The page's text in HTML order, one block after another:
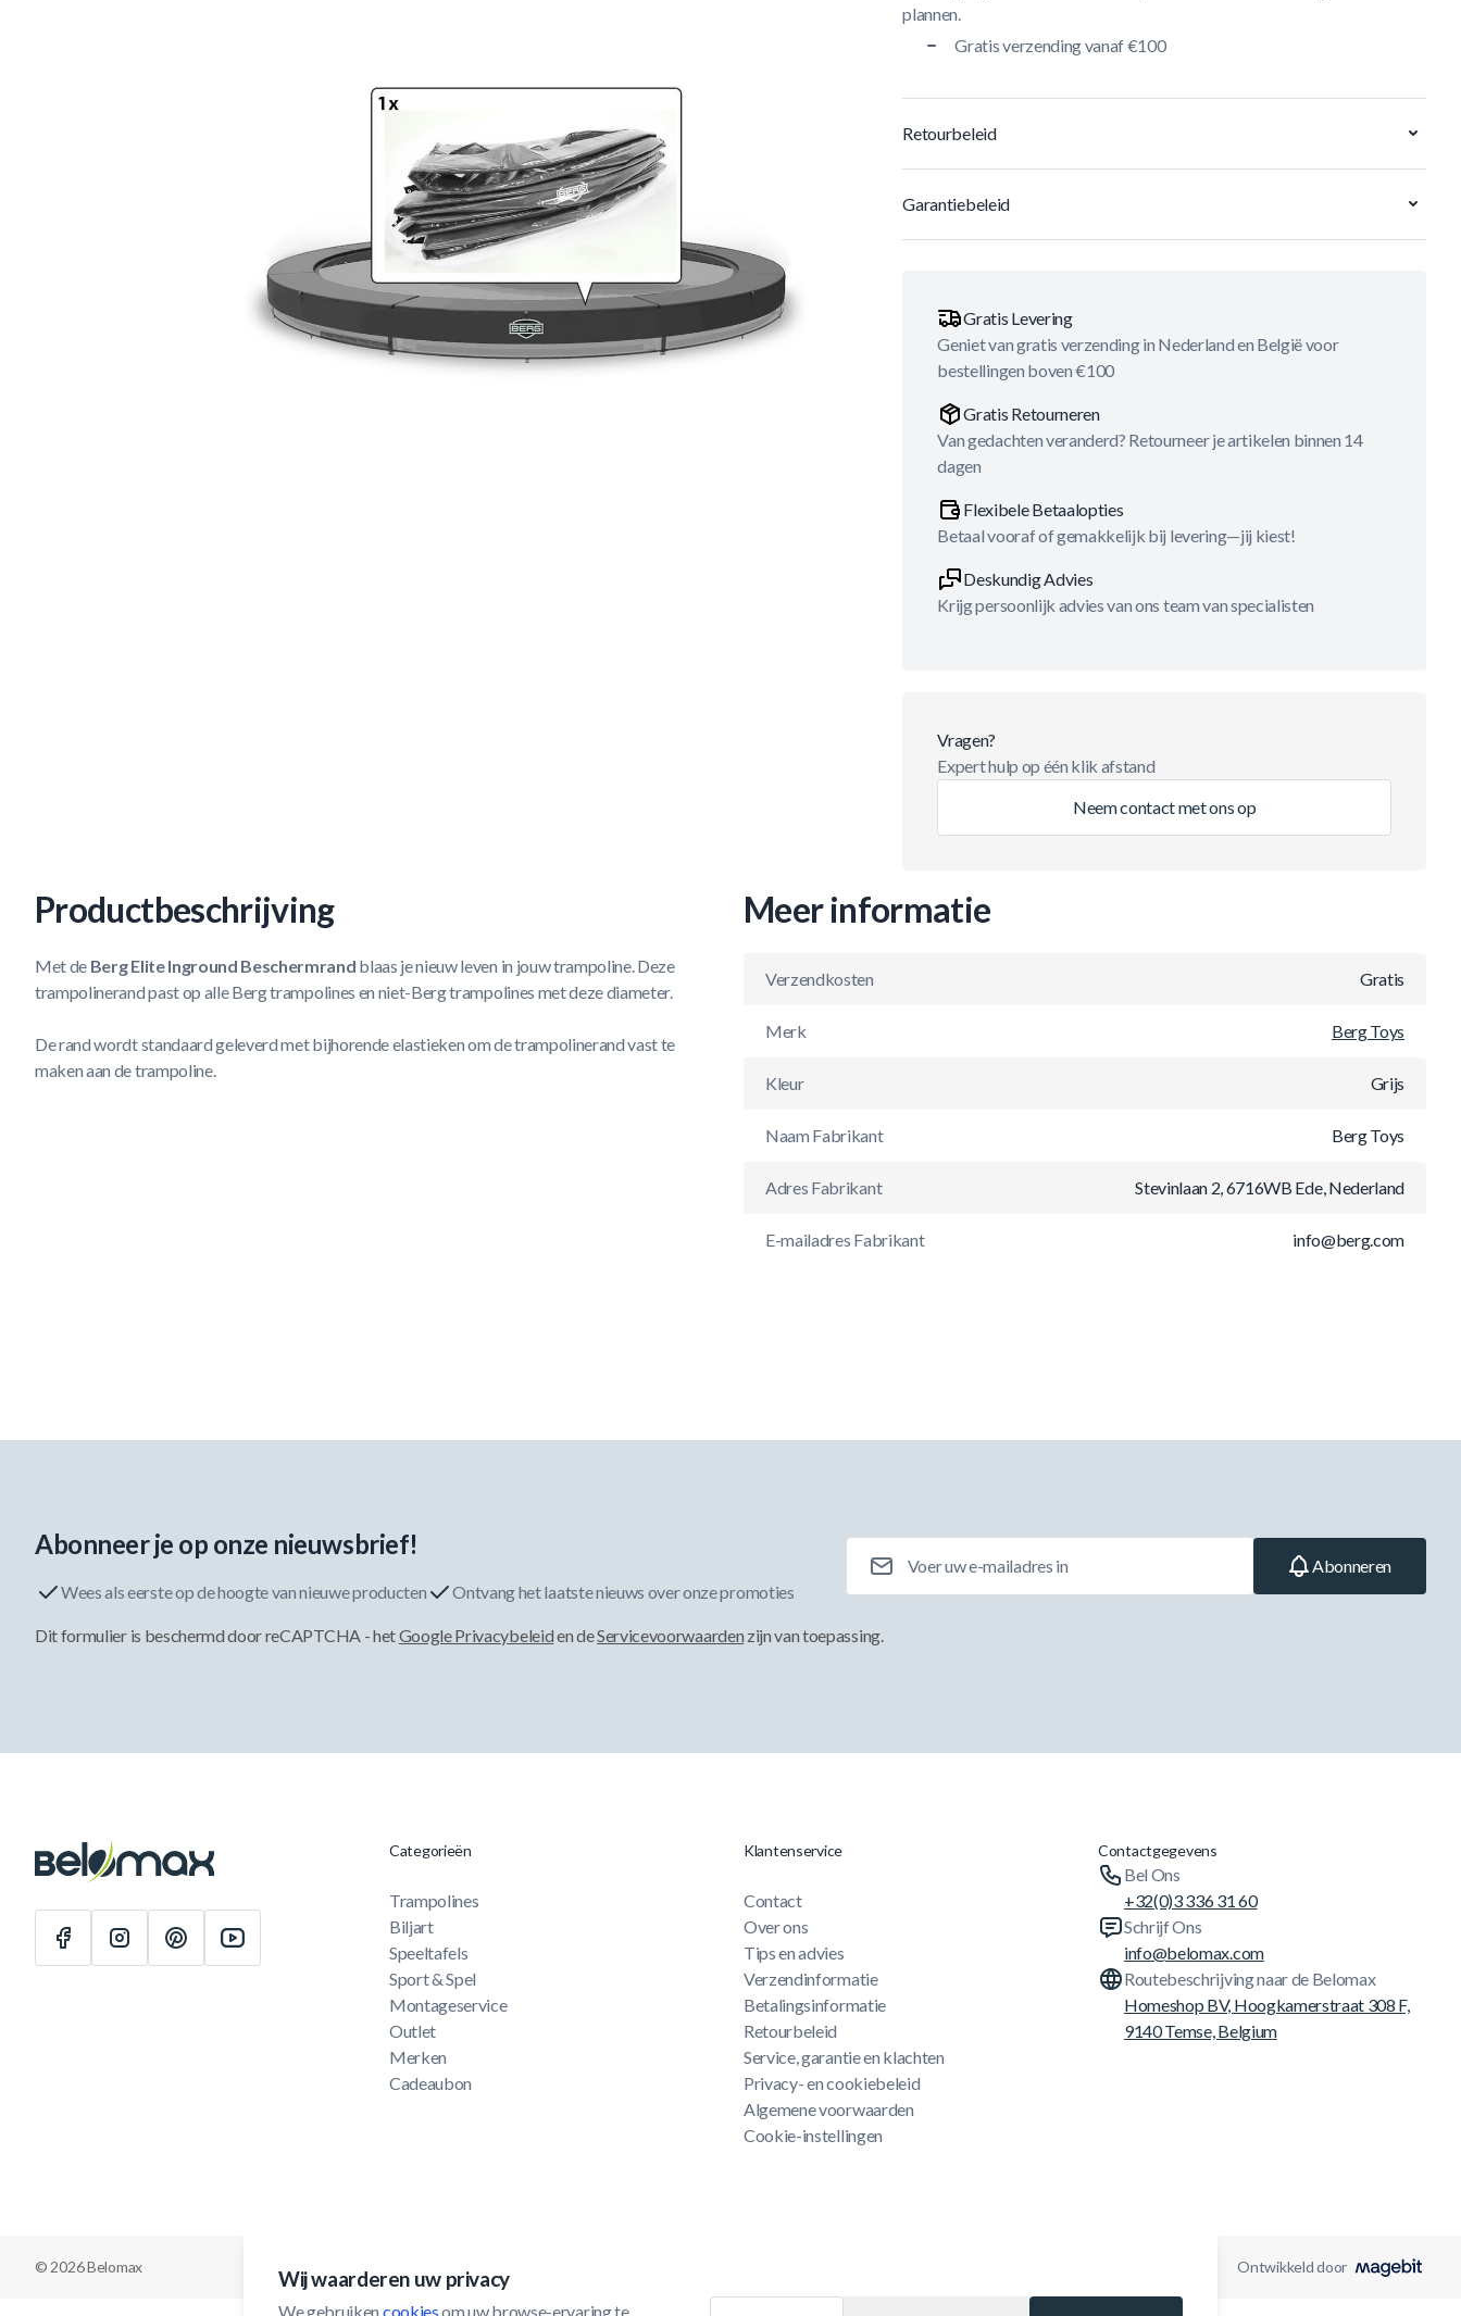
plannen.
Gratis verzending vanaf €100
Retourbeleid
Garantiebeleid
Gratis Levering
Geniet van gratis verzending in Nederland en België voor
bestellingen boven €100
Gratis Retourneren
Van gedachten veranderd? Retourneer je artikelen binnen 14
dagen
Flexibele Betaalopties
Betaal vooraf of gemakkelijk bij levering—jij kiest!
Deskundig Advies
Krijg persoonlijk advies van ons team van specialisten
Vragen?
Expert hulp op één klik afstand
Neem contact met ons op
Productbeschrijving
Met de Berg Elite Inground Beschermrand blaas je nieuw leven in jouw trampoline. Deze
trampolinerand past op alle Berg trampolines en niet-Berg trampolines met deze diameter.
De rand wordt standaard geleverd met bijhorende elastieken om de trampolinerand vast te
maken aan de trampoline.
Meer informatie
Verzendkosten Gratis
Merk Berg Toys
Kleur Grijs
Naam Fabrikant Berg Toys
Adres Fabrikant Stevinlaan 2, 6716WB Ede, Nederland
E-mailadres Fabrikant info@berg.com
Wij waarderen uw privacy
We gebruiken cookies om uw browse-ervaring te
Abonneer je op onze nieuwsbrief!
Wees als eerste op de hoogte van nieuwe producten Ontvang het laatste nieuws over onze promoties
Abonneren
Dit formulier is beschermd door reCAPTCHA - hetGoogle Privacybeleiden deServicevoorwaarden zijn van toepassing.
Categorieën
Trampolines
Biljart
Speeltafels
Sport & Spel
Montageservice
Outlet
Merken
Cadeaubon
Klantenservice
Contact
Over ons
Tips en advies
Verzendinformatie
Betalingsinformatie
Retourbeleid
Service, garantie en klachten
Privacy- en cookiebeleid
Algemene voorwaarden
Cookie-instellingen
Contactgegevens
Bel Ons
+32(0)3 336 31 60
Schrijf Ons
info@belomax.com
Routebeschrijving naar de Belomax
Homeshop BV, Hoogkamerstraat 308 F,
9140 Temse, Belgium
© 2026 Belomax Ontwikkeld door